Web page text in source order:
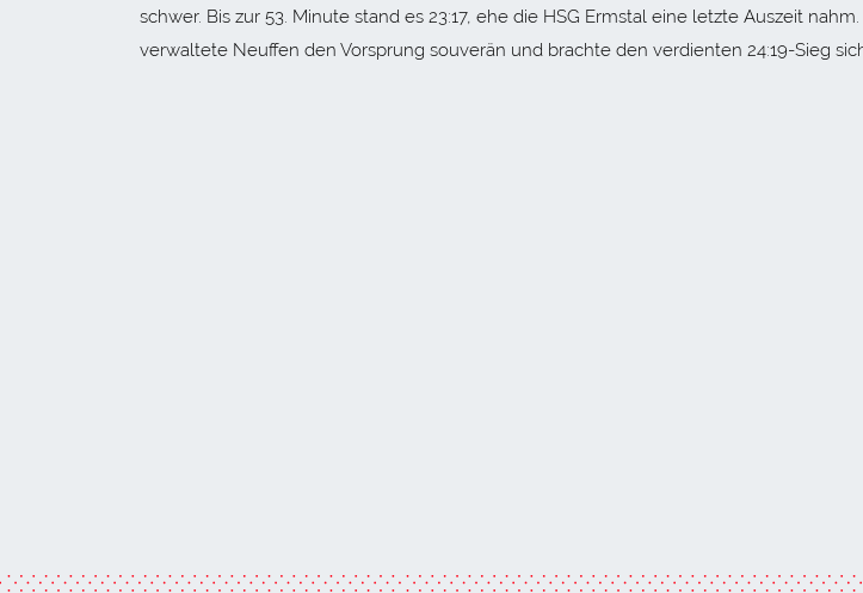
schwer. Bis zur 53. Minute stand es 23:17, ehe die HSG Ermstal eine letzte Auszeit
verwaltete Neuffen den Vorsprung souverän und brachte den verdienten 24:19-Sieg